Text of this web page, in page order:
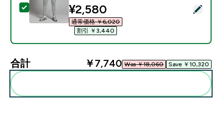
この商品を選択 - MP メンズ トレーニング ジョガー -
discounted price
¥2,580‎
通常価格 ￥6,020‎
割引 ￥3,440‎
合計 ￥7,740‎ Was ￥18,060‎ Save ￥10,320‎